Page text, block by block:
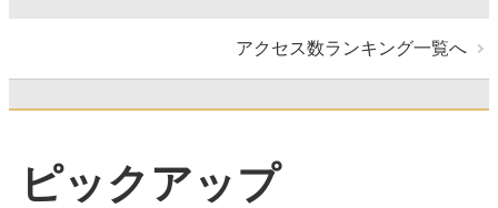
アクセス数ランキング一覧へ
ピックアップ